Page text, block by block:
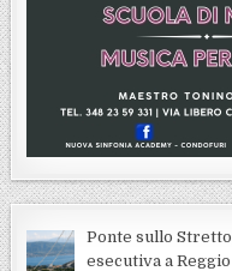
Ponte sullo
esecutiva a